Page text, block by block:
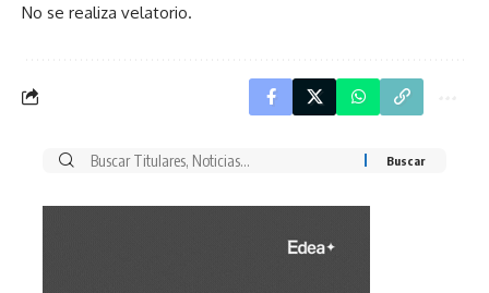
No se realiza velatorio.
Buscar